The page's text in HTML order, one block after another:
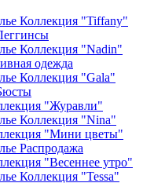
Коллекция "Tiffany"
Коллекция "Nadin"
одежда
Коллекция "Gala"
"Журавли"
Коллекция "Nina"
"Мини цветы"
Распродажа
"Весеннее утро"
Коллекция "Tessa"